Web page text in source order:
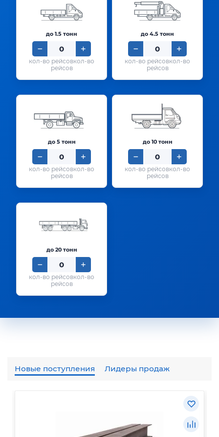
до 1.5 тонн
кол-во
рейсов
до 4.5 тонн
кол-во
рейсов
до 5 тонн
кол-во
рейсов
до 10 тонн
кол-во
рейсов
до 20 тонн
кол-во
рейсов
Новые поступления Лидеры продаж